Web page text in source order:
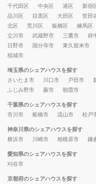
千代田区
中央区 港区 新宿
品川区
目黒区 大田区 世田
北区
荒川区 板橋区 練馬区
立川市
武蔵野市 三鷹市 府
日野市
国分寺市 東久留米市
稲城市
埼玉県のシェアハウスを探す
さいたま市
川口市 戸田市
ふじみ野市
蕨市 朝霞市
千葉県のシェアハウスを探す
市川市
船橋市 流山市 松戸
神奈川県のシェアハウスを探す
横浜市
川崎市 相模原市 鎌
愛知県のシェアハウスを探す
刈谷市
京都府のシェアハウスを探す